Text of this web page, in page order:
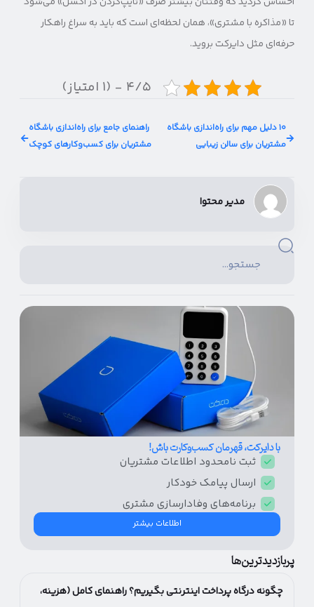
تا «مذاکره با مشتری»، همان لحظه‌ای است که باید به سراغ راهکار
حرفه‌ای مثل دایرکت بروید.
۴/۵ - (۱ امتیاز)
۱۰ دلیل مهم برای راه‌اندازی باشگاه
مشتریان برای سالن زیبایی
راهنمای جامع برای راه‌اندازی باشگاه
مشتریان برای کسب‌وکارهای کوچک
مدیر محتوا
با دایرکت، قهرمان کسب‌و‌کارت باش!
ثبت نامحدود اطلاعات مشتریان
ارسال پیامک‌ خودکار
برنامه‌های وفادار‌سازی مشتری
اطلاعات بیشتر
پربازدیدترین‌ها
چگونه درگاه پرداخت اینترنتی بگیریم؟ راهنمای کامل (هزینه،